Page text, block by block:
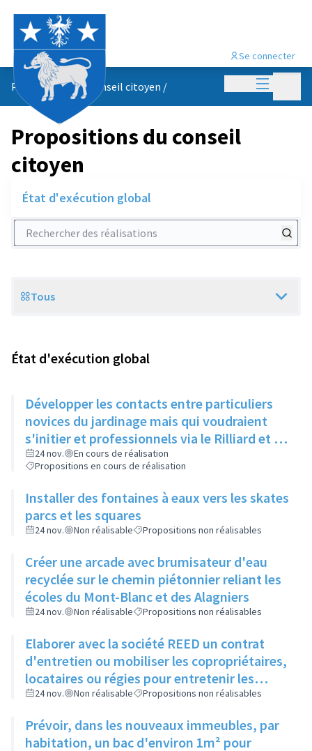
Menu
Se connecter
Propositions du conseil citoyen /
Propositions du conseil
citoyen
État d'exécution global
Rechercher des réalisations
Scope
Tous
État d'exécution global
Développer les contacts entre particuliers
novices du jardinage mais qui voudraient
s'initier et professionnels via le Rilliard et la
Maison de la Vie Locale
24 nov.
En cours de réalisation
Propositions en cours de réalisation
Installer des fontaines à eaux vers les skates
parcs et les squares
24 nov. Non réalisable Propositions non réalisables
Créer une arcade avec brumisateur d'eau
recyclée sur le chemin piétonnier reliant les
écoles du Mont-Blanc et des Alagniers
24 nov. Non réalisable Propositions non réalisables
Elaborer avec la société REED un contrat
d'entretien ou mobiliser les copropriétaires,
locataires ou régies pour entretenir les
espaces verts entre bâtiments
24 nov. Non réalisable Propositions non réalisables
Prévoir, dans les nouveaux immeubles, par
habitation, un bac d'environ 1m² pour